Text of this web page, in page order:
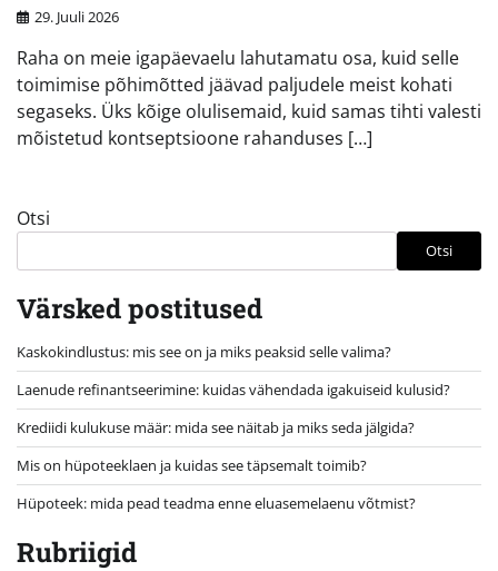
29. Juuli 2026
Raha on meie igapäevaelu lahutamatu osa, kuid selle
toimimise põhimõtted jäävad paljudele meist kohati
segaseks. Üks kõige olulisemaid, kuid samas tihti valesti
mõistetud kontseptsioone rahanduses […]
Otsi
Otsi
Värsked postitused
Kaskokindlustus: mis see on ja miks peaksid selle valima?
Laenude refinantseerimine: kuidas vähendada igakuiseid kulusid?
Krediidi kulukuse määr: mida see näitab ja miks seda jälgida?
Mis on hüpoteeklaen ja kuidas see täpsemalt toimib?
Hüpoteek: mida pead teadma enne eluasemelaenu võtmist?
Rubriigid